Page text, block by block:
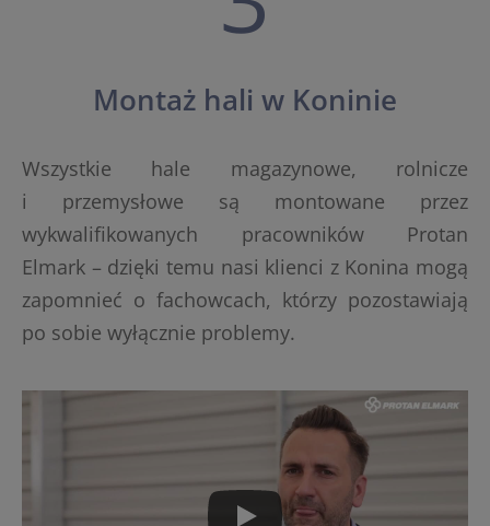
Montaż hali w Koninie
Wszystkie hale magazynowe, rolnicze
i przemysłowe są montowane przez
wykwalifikowanych pracowników Protan
Elmark – dzięki temu nasi klienci z Konina mogą
zapomnieć o fachowcach, którzy pozostawiają
po sobie wyłącznie problemy.